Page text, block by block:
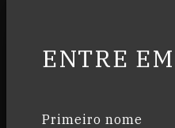
ENTRE
Primeiro nome